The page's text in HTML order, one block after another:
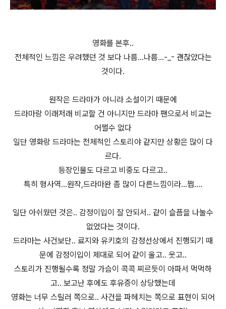
영화를 본후..
전체적인 느낌은 우려했던 것 보다 나름...나름...-_- 괜찮았다는
것이다.
원작은 드라마가 아니라 소설이기 때문에
드라마랑 이래저래 비교할 건 아니지만 드라마 팬으로서 비교는
어쩔수 없다
일단 영화랑 드라마는 전체적인 스토리야 같지만 상황은 많이 다
르다.
등장인물도 다르고 비중도 다르고..
특히 형사역...원작,드라마완 좀 많이 다른느낌이라...쩝....
일단 아쉬웠던 것은.. 감정이입이 잘 안되서.. 같이 슬픔을 나눌수
없었다는 것이다.
드라마는 사건보단.. 료지와 유키호의 감정선상에서 진행되기 때
문에 감정이입이 제대로 되어 같이 울고.. 웃고..
스토리가 진행될수록 정말 가슴이 콕콕 찌르듯이 아파서 먹먹하
고.. 보고난 후에도 후유증이 상당했는데
영화는 너무 스릴러 쪽으로.. 사건을 파헤치는 쪽으로 표현이 되어